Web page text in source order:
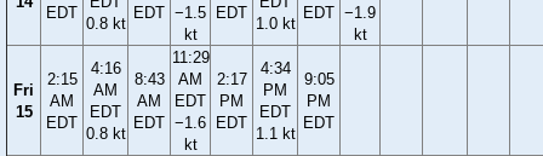
EDT
0.8 kt
EDT −1.5
kt
EDT
1.0 kt
EDT −1.9
kt
Fri
15
2:15
AM
EDT
4:16
AM
EDT
0.8 kt
8:43
AM
EDT
11:29
AM
EDT
−1.6
kt
2:17
PM
EDT
4:34
PM
EDT
1.1 kt
9:05
PM
EDT